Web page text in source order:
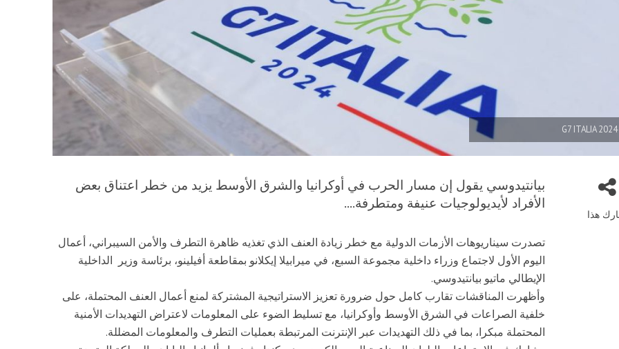
G7 ITALIA
هذا
بيانتيدوسي يقول إن مسار الحرب في أوكرانيا والشرق الأوسط يزيد من خطر اعتناق بعض
الأفراد لأيديولوجيات عنيفة ومتطرفة....
تصدرت سيناريوهات الأزمات الدولية مع خطر زيادة العنف الذي تغذيه ظاهرة التطرف والأمن السيبراني، أعمال
اليوم الأول لاجتماع وزراء داخلية مجموعة السبع، في ميرابيلا إيكلانو بمقاطعة أفيلينو، برئاسة وزير الداخلية
الإيطالي ماتيو بيانتيدوسي.
وأظهرت المناقشات تقارب كامل حول ضرورة تعزيز الاستراتيجية المشتركة لمنع أعمال العنف المحتملة، على
خلفية الصراعات في الشرق الأوسط وأوكرانيا، مع تسليط الضوء على المعلومات لاعتراض التهديدات الأمنية
المحتملة مبكرا، بما في ذلك التهديدات عبر الإنترنت المرتبطة بعمليات التطرف والمعلومات المضللة.